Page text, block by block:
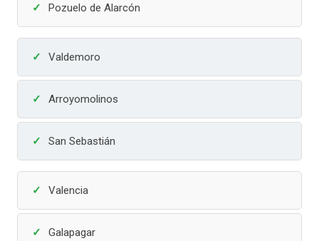
Pozuelo de Alarcón
Valdemoro
Arroyomolinos
San Sebastián
Valencia
Galapagar